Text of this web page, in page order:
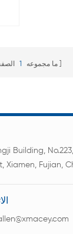
ما مجموعه 1
Building,
Xiamen, Fujian,